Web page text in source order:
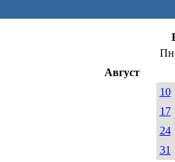
Пн
Август
10
17
24
31